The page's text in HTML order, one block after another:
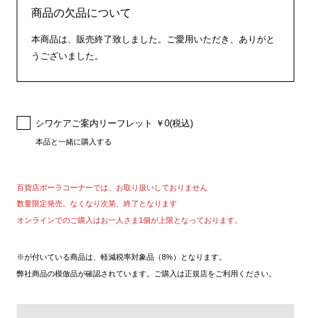
商品の欠品について
本商品は、販売終了致しました。ご愛用いただき、ありがと
うございました。
シワケアご案内リーフレット ￥0(税込)
本品と一緒に購入する
百貨店ポーラコーナーでは、お取り扱いしておりません
数量限定発売。なくなり次第、終了となります
オンラインでのご購入はお一人さま1個が上限となっております。
※が付いている商品は、軽減税率対象品（8%）となります。
弊社商品の模倣品が確認されています。ご購入は正規店をご利用ください。